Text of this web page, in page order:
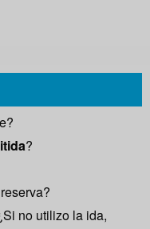
?
no utilizo la ida,